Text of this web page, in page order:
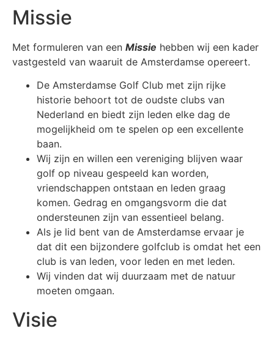
Missie
Met formuleren van een Missie hebben wij een kader
vastgesteld van waaruit de Amsterdamse opereert.
De Amsterdamse Golf Club met zijn rijke
historie behoort tot de oudste clubs van
Nederland en biedt zijn leden elke dag de
mogelijkheid om te spelen op een excellente
baan.
Wij zijn en willen een vereniging blijven waar
golf op niveau gespeeld kan worden,
vriendschappen ontstaan en leden graag
komen. Gedrag en omgangsvorm die dat
ondersteunen zijn van essentieel belang.
Als je lid bent van de Amsterdamse ervaar je
dat dit een bijzondere golfclub is omdat het een
club is van leden, voor leden en met leden.
Wij vinden dat wij duurzaam met de natuur
moeten omgaan.
Visie